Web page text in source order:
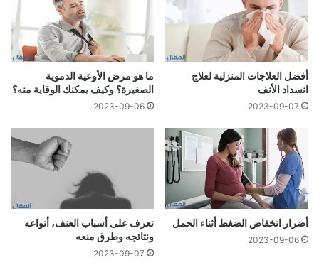
أفضل العلاجات المنزلية لعلاج
انسداد الأنف
2023-09-07
ما هو مرض الأوعية الدموية
الصغيرة؟ وكيف يمكنك الوقاية منه؟
2023-09-06
أضرار انخفاض الضغط أثناء الحمل
2023-09-06
تعرف على أسباب العنف، أنواعه
ونتائجه وطرق منعه
2023-09-07